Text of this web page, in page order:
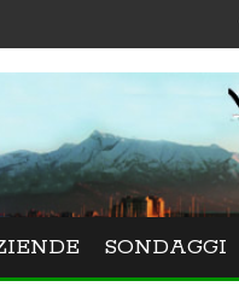
Festival La
SONDAGGI